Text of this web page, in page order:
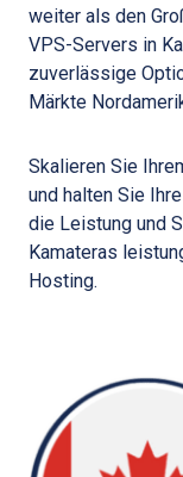
weiter als den
VPS-Servers in
zuverlässige
Märkte
Skalieren Sie
und halten Sie
die Leistung und
Kamateras
Hosting.